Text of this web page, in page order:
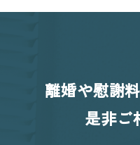
離婚や慰謝
是非ご